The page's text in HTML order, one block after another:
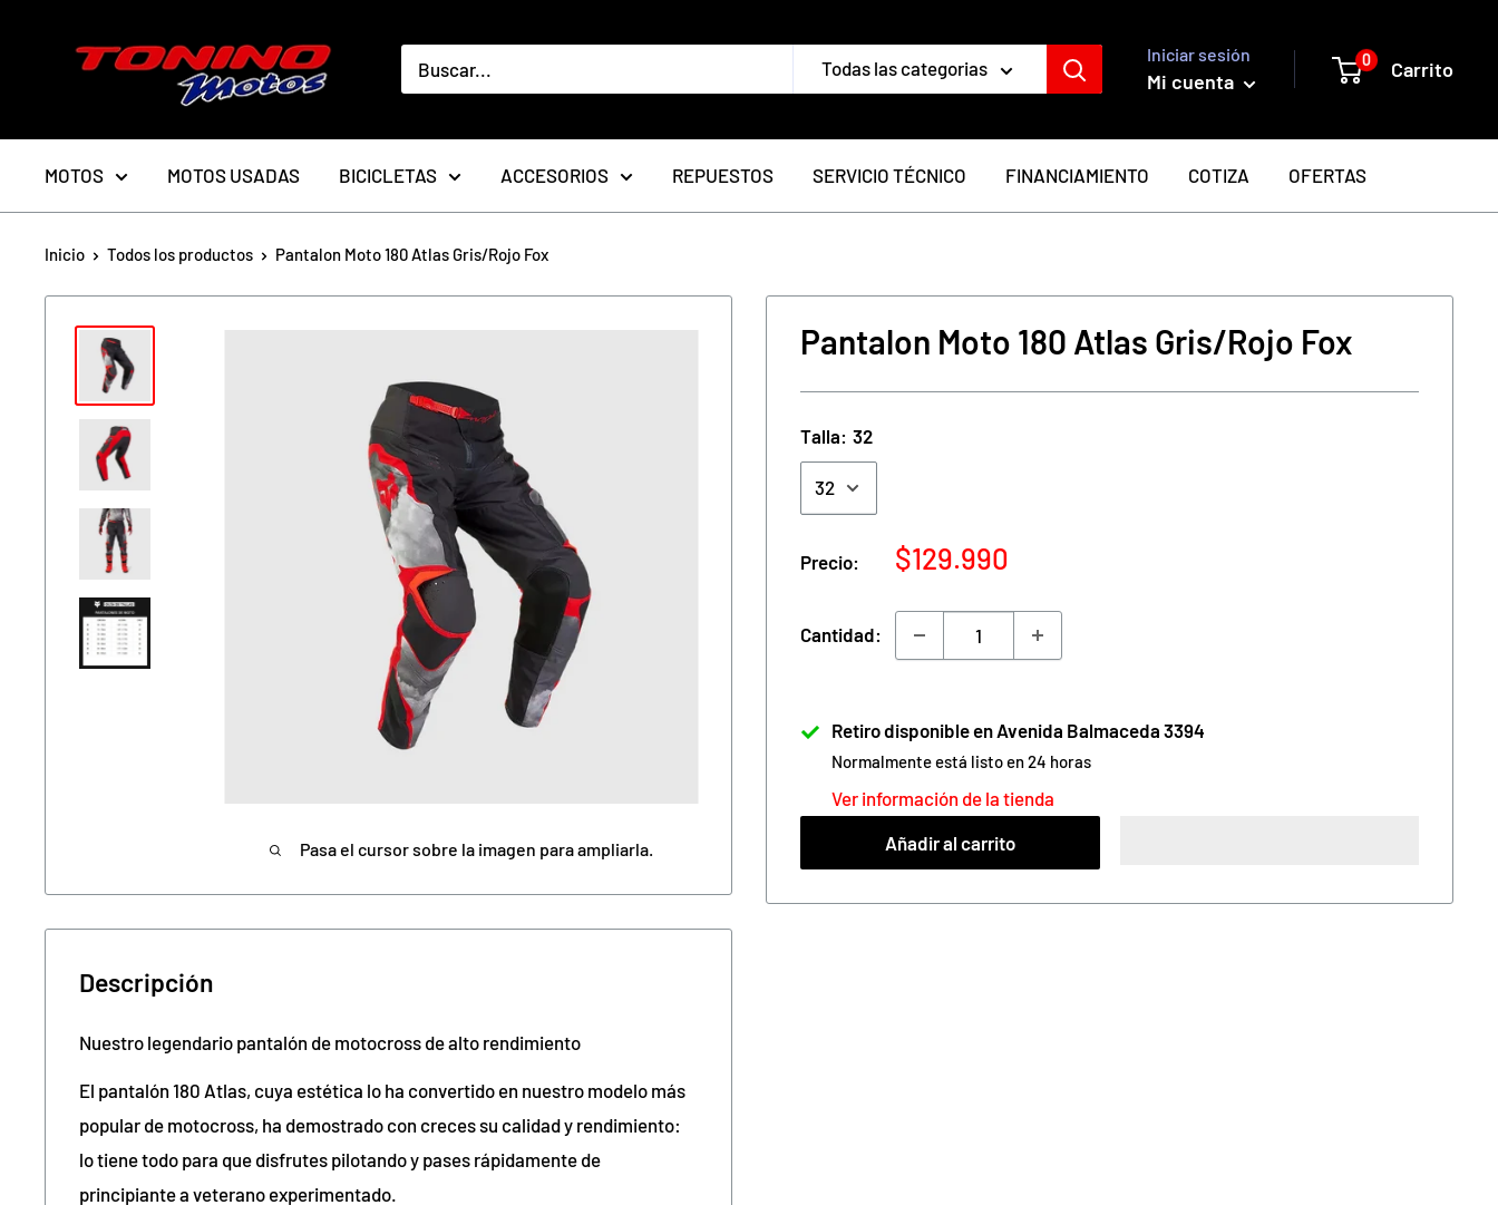
directamente
Todas las categorias
Iniciar sesión
Mi cuenta
0 Carrito
MOTOS MOTOS USADAS BICICLETAS ACCESORIOS REPUESTOS SERVICIO TÉCNICO FINANCIAMIENTO COTIZA OFERTAS
Inicio Todos los productos Pantalon Moto 180 Atlas Gris/Rojo Fox
Pasa el cursor sobre la imagen para ampliarla.
Pantalon Moto 180 Atlas Gris/Rojo Fox
Talla: 32
Precio:
Precio
venta
$129.990
Cantidad:
Retiro disponible en Avenida Balmaceda 3394
Normalmente está listo en 24 horas
Ver información de la tienda
Añadir al carrito
Descripción
Nuestro legendario pantalón de motocross de alto rendimiento
El pantalón 180 Atlas, cuya estética lo ha convertido en nuestro modelo más
popular de motocross, ha demostrado con creces su calidad y rendimiento:
lo tiene todo para que disfrutes pilotando y pases rápidamente de
principiante a veterano experimentado.